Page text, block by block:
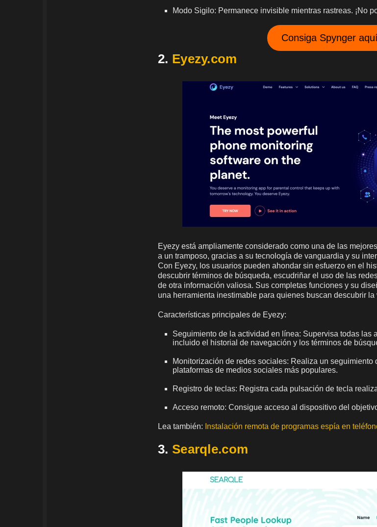
Modo Sigilo: Permanece invisible mientras rastreas. ¡No
Consiga Spynger
2. Eyezy.com
Eyezy está ampliamente considerado como una de las
a un tramposo, gracias a su tecnología de vanguardia y su
Con Eyezy, los usuarios pueden ahondar sin esfuerzo en el
descubrir términos de búsqueda, escudriñar el uso de las
de otra información valiosa. Sus completas funciones y su
una herramienta inestimable para quienes buscan descubrir la
Características principales de Eyezy:
Seguimiento de la actividad en línea: Supervisa todas las
incluido el historial de navegación y los términos de
Monitorización de redes sociales: Realiza un seguimiento
plataformas de medios sociales más populares.
Registro de teclas: Registra cada pulsación de tecla
Acceso remoto: Consigue acceso al dispositivo del
Lea también: Instalación remota de programas espía en
3. Searqle.com